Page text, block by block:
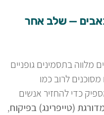
— שלב אחר
מלווה בתסמינים גופניים
לרוב כמו
כדי להחזיר אנשים
(טייפרינג) בפיקוח,